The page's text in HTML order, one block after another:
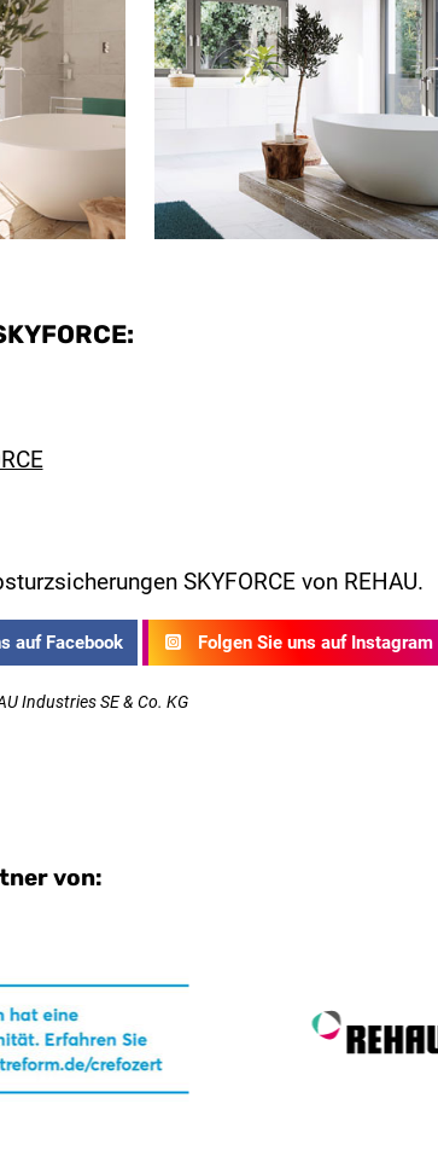
SKYFORCE von REHAU.
auf Facebook Folgen Sie uns auf Instagram
Industries SE & Co. KG
von: